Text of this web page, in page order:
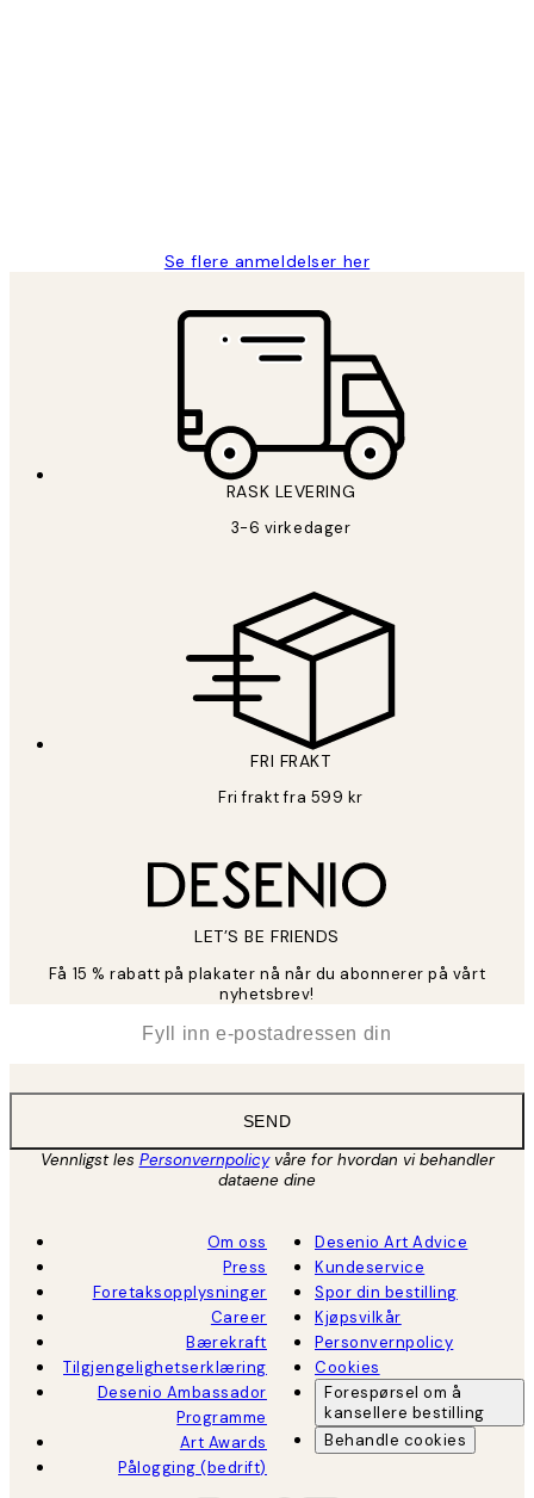
Se flere anmeldelser her
RASK LEVERING
3-6 virkedager
FRI FRAKT
Fri frakt fra 599 kr
LET’S BE FRIENDS
Få 15 % rabatt på plakater nå når du abonnerer på vårt
nyhetsbrev!
SEND
Vennligst les Personvernpolicyvåre for hvordan vi behandler
dataene dine
Om oss
Press
Foretaksopplysninger
Career
Bærekraft
Tilgjengelighetserklæring
Desenio Ambassador
Programme
Art Awards
Pålogging (bedrift)
Desenio Art Advice
Kundeservice
Spor din bestilling
Kjøpsvilkår
Personvernpolicy
Cookies
Forespørsel om å
kansellere bestilling
Behandle cookies